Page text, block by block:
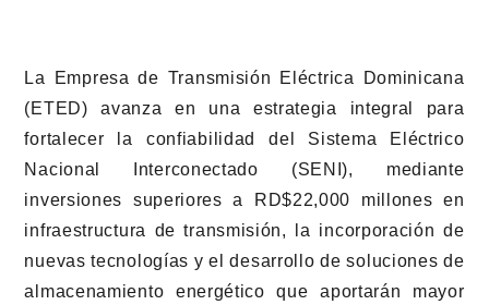
La Empresa de Transmisión Eléctrica Dominicana
(ETED) avanza en una estrategia integral para
fortalecer la confiabilidad del Sistema Eléctrico
Nacional Interconectado (SENI), mediante
inversiones superiores a RD$22,000 millones en
infraestructura de transmisión, la incorporación de
nuevas tecnologías y el desarrollo de soluciones de
almacenamiento energético que aportarán mayor